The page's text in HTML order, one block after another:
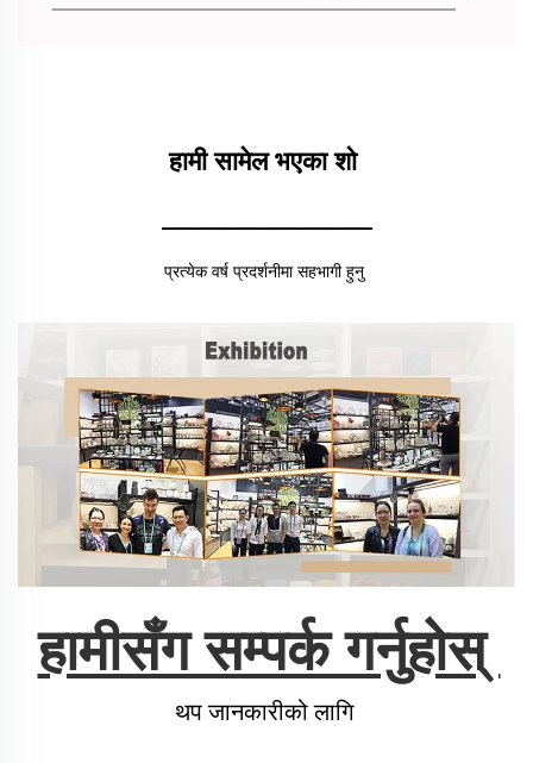
हामी सामेल भएका शो
________________
प्रत्येक वर्ष प्रदर्शनीमा सहभागी हुनु
हामीसँग सम्पर्क गर्नुहोस्
थप जानकारीको लागि